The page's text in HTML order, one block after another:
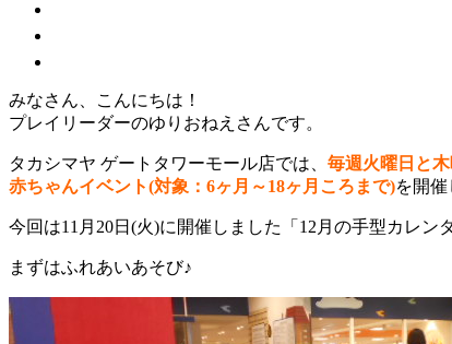
みなさん、こんにちは！
プレイリーダーのゆりおねえさんです。
タカシマヤ ゲートタワーモール店では、 毎週火曜日と木
赤ちゃんイベント(対象：6ヶ月～18ヶ月ころまで)を開催
今回は11月20日(火)に開催しました「12月の手型カレン
まずはふれあいあそび♪